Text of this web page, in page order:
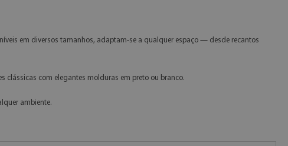
em diversos tamanhos, adaptam-se a qualquer espaço — desde recantos
clássicas com elegantes molduras em preto ou branco.
ambiente.